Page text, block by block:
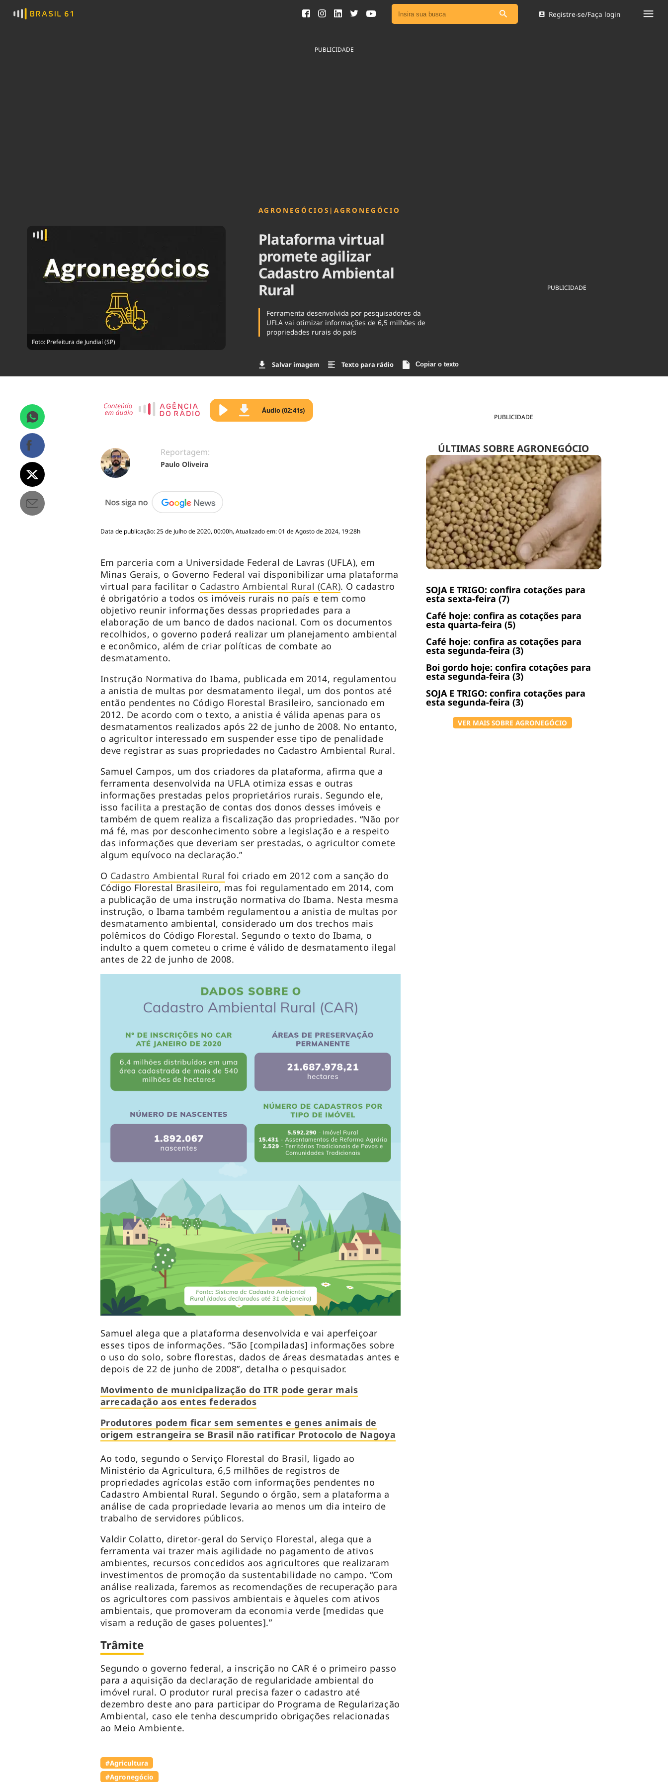
Ver todas as notícias
Registre-se/Faça login
PUBLICIDADE
Foto: Prefeitura de Jundiaí (SP)
AGRONEGÓCIOS | AGRONEGÓCIO
Plataforma virtual
promete agilizar
Cadastro Ambiental
Rural
Ferramenta desenvolvida por pesquisadores da
UFLA vai otimizar informações de 6,5 milhões de
propriedades rurais do país
Salvar imagem Texto para rádio Copiar o texto
PUBLICIDADE
PUBLICIDADE
ÚLTIMAS SOBRE AGRONEGÓCIO
SOJA E TRIGO: confira cotações para
esta sexta-feira (7)
Café hoje: confira as cotações para
esta quarta-feira (5)
Café hoje: confira as cotações para
esta segunda-feira (3)
Boi gordo hoje: confira cotações para
esta segunda-feira (3)
SOJA E TRIGO: confira cotações para
esta segunda-feira (3)
VER MAIS SOBRE AGRONEGÓCIO
Áudio (02:41s)
Reportagem:
Paulo Oliveira
Data de publicação: 25 de Julho de 2020, 00:00h, Atualizado em: 01 de Agosto de 2024, 19:28h
Em parceria com a Universidade Federal de Lavras (UFLA), em
Minas Gerais, o Governo Federal vai disponibilizar uma plataforma
virtual para facilitar o Cadastro Ambiental Rural (CAR). O cadastro
é obrigatório a todos os imóveis rurais no país e tem como
objetivo reunir informações dessas propriedades para a
elaboração de um banco de dados nacional. Com os documentos
recolhidos, o governo poderá realizar um planejamento ambiental
e econômico, além de criar políticas de combate ao
desmatamento.
Instrução Normativa do Ibama, publicada em 2014, regulamentou
a anistia de multas por desmatamento ilegal, um dos pontos até
então pendentes no Código Florestal Brasileiro, sancionado em
2012. De acordo com o texto, a anistia é válida apenas para os
desmatamentos realizados após 22 de junho de 2008. No entanto,
o agricultor interessado em suspender esse tipo de penalidade
deve registrar as suas propriedades no Cadastro Ambiental Rural.
Samuel Campos, um dos criadores da plataforma, afirma que a
ferramenta desenvolvida na UFLA otimiza essas e outras
informações prestadas pelos proprietários rurais. Segundo ele,
isso facilita a prestação de contas dos donos desses imóveis e
também de quem realiza a fiscalização das propriedades. “Não por
má fé, mas por desconhecimento sobre a legislação e a respeito
das informações que deveriam ser prestadas, o agricultor comete
algum equívoco na declaração.”
O Cadastro Ambiental Rural foi criado em 2012 com a sanção do
Código Florestal Brasileiro, mas foi regulamentado em 2014, com
a publicação de uma instrução normativa do Ibama. Nesta mesma
instrução, o Ibama também regulamentou a anistia de multas por
desmatamento ambiental, considerado um dos trechos mais
polêmicos do Código Florestal. Segundo o texto do Ibama, o
indulto a quem cometeu o crime é válido de desmatamento ilegal
antes de 22 de junho de 2008.
Samuel alega que a plataforma desenvolvida e vai aperfeiçoar
esses tipos de informações. “São [compiladas] informações sobre
o uso do solo, sobre florestas, dados de áreas desmatadas antes e
depois de 22 de junho de 2008”, detalha o pesquisador.
Movimento de municipalização do ITR pode gerar mais
arrecadação aos entes federados
Produtores podem ficar sem sementes e genes animais de
origem estrangeira se Brasil não ratificar Protocolo de Nagoya
Ao todo, segundo o Serviço Florestal do Brasil, ligado ao
Ministério da Agricultura, 6,5 milhões de registros de
propriedades agrícolas estão com informações pendentes no
Cadastro Ambiental Rural. Segundo o órgão, sem a plataforma a
análise de cada propriedade levaria ao menos um dia inteiro de
trabalho de servidores públicos.
Valdir Colatto, diretor-geral do Serviço Florestal, alega que a
ferramenta vai trazer mais agilidade no pagamento de ativos
ambientes, recursos concedidos aos agricultores que realizaram
investimentos de promoção da sustentabilidade no campo. “Com
análise realizada, faremos as recomendações de recuperação para
os agricultores com passivos ambientais e àqueles com ativos
ambientais, que promoveram da economia verde [medidas que
visam a redução de gases poluentes].”
Trâmite
Segundo o governo federal, a inscrição no CAR é o primeiro passo
para a aquisição da declaração de regularidade ambiental do
imóvel rural. O produtor rural precisa fazer o cadastro até
dezembro deste ano para participar do Programa de Regularização
Ambiental, caso ele tenha descumprido obrigações relacionadas
ao Meio Ambiente.
#Agricultura
#Agronegócio